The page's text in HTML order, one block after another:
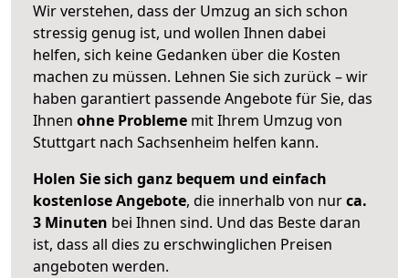
Wir verstehen, dass der Umzug an sich schon
stressig genug ist, und wollen Ihnen dabei
helfen, sich keine Gedanken über die Kosten
machen zu müssen. Lehnen Sie sich zurück – wir
haben garantiert passende Angebote für Sie, das
Ihnen ohne Probleme mit Ihrem Umzug von
Stuttgart nach Sachsenheim helfen kann.
Holen Sie sich ganz bequem und einfach
kostenlose Angebote, die innerhalb von nurca.
3 Minuten bei Ihnen sind. Und das Beste daran
ist, dass all dies zu erschwinglichen Preisen
angeboten werden.